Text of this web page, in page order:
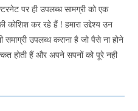
पर ही उपलब्ध सामग्री को एक
कर रहे हैं ! हमारा उद्देश्य उन
समाग्री उपलब्ध कराना है जो पैसे ना होने
होती हैं और अपने सपनों को पूरे नही